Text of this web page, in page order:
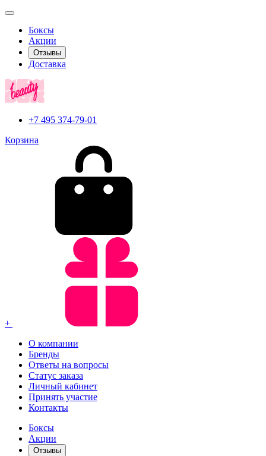
Боксы
Акции
Отзывы
Доставка
+7 495 374-79-01
Корзина
+
О компании
Бренды
Ответы на вопросы
Статус заказа
Личный кабинет
Принять участие
Контакты
Боксы
Акции
Отзывы